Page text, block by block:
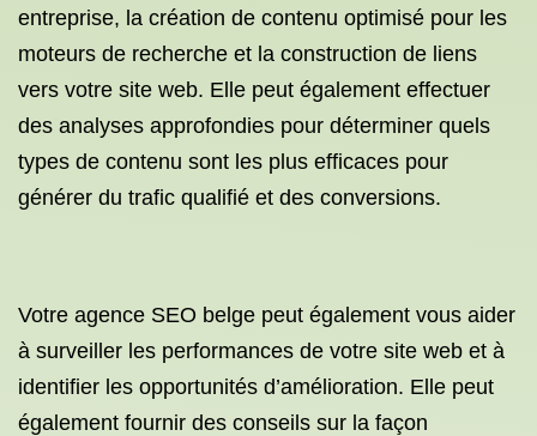
entreprise, la création de contenu optimisé pour les
moteurs de recherche et la construction de liens
vers votre site web. Elle peut également effectuer
des analyses approfondies pour déterminer quels
types de contenu sont les plus efficaces pour
générer du trafic qualifié et des conversions.
Votre agence SEO belge peut également vous aider
à surveiller les performances de votre site web et à
identifier les opportunités d’amélioration. Elle peut
également fournir des conseils sur la façon